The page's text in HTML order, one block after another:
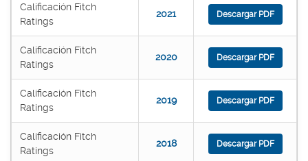
Calificación Fitch
Ratings
2021 Descargar PDF
Calificación Fitch
Ratings
2020 Descargar PDF
Calificación Fitch
Ratings
2019 Descargar PDF
Calificación Fitch
Ratings
2018 Descargar PDF